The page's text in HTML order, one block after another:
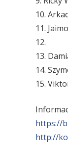
10.
11.
12.
13.
14.
15.
https://
http://